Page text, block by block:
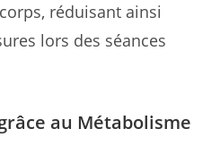
réduisant ainsi
lors des séances
au Métabolisme